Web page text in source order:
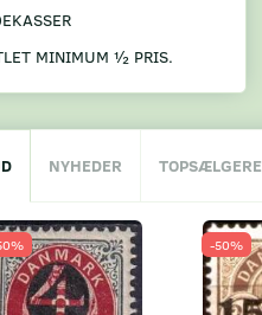
MINIMUM ½ PRIS.
NYHEDER TOPSÆLGERE
-50%